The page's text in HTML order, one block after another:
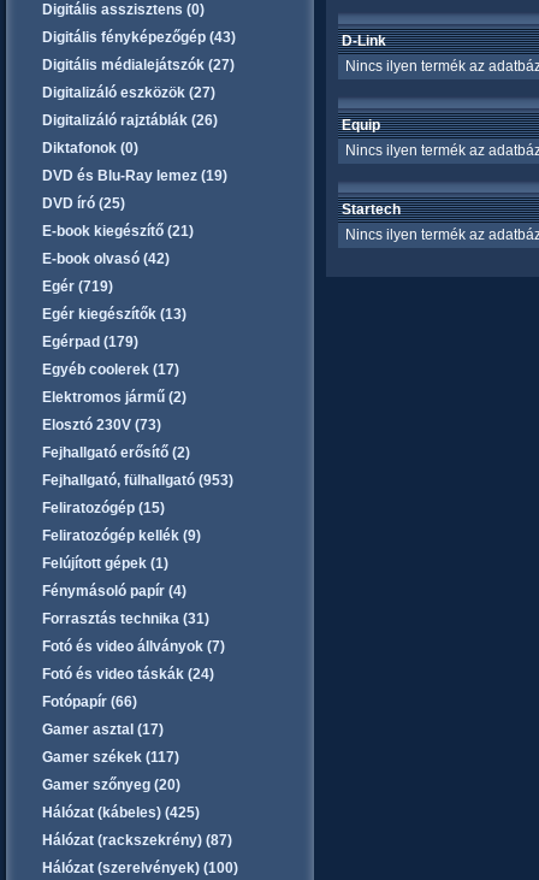
Digitális asszisztens (0)
Digitális fényképezőgép (43)
Digitális médialejátszók (27)
Digitalizáló eszközök (27)
Digitalizáló rajztáblák (26)
Diktafonok (0)
DVD és Blu-Ray lemez (19)
DVD író (25)
E-book kiegészítő (21)
E-book olvasó (42)
Egér (719)
Egér kiegészítők (13)
Egérpad (179)
Egyéb coolerek (17)
Elektromos jármű (2)
Elosztó 230V (73)
Fejhallgató erősítő (2)
Fejhallgató, fülhallgató (953)
Feliratozógép (15)
Feliratozógép kellék (9)
Felújított gépek (1)
Fénymásoló papír (4)
Forrasztás technika (31)
Fotó és video állványok (7)
Fotó és video táskák (24)
Fotópapír (66)
Gamer asztal (17)
Gamer székek (117)
Gamer szőnyeg (20)
Hálózat (kábeles) (425)
Hálózat (rackszekrény) (87)
Hálózat (szerelvények) (100)
D-Link
Nincs ilyen termék az
Equip
Nincs ilyen termék az
Startech
Nincs ilyen termék az